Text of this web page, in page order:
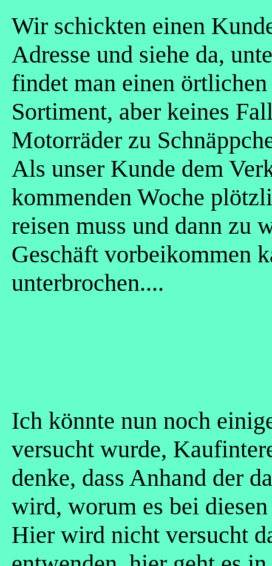
Wir schickten einen
Adresse und siehe da,
findet man einen
Sortiment, aber keines
Motorräder zu
Als unser Kunde dem
kommenden Woche
reisen muss und dann zu
Geschäft vorbeikommen
unterbrochen....
Ich könnte nun noch
versucht wurde,
denke, dass Anhand der
wird, worum es bei
Hier wird nicht versucht